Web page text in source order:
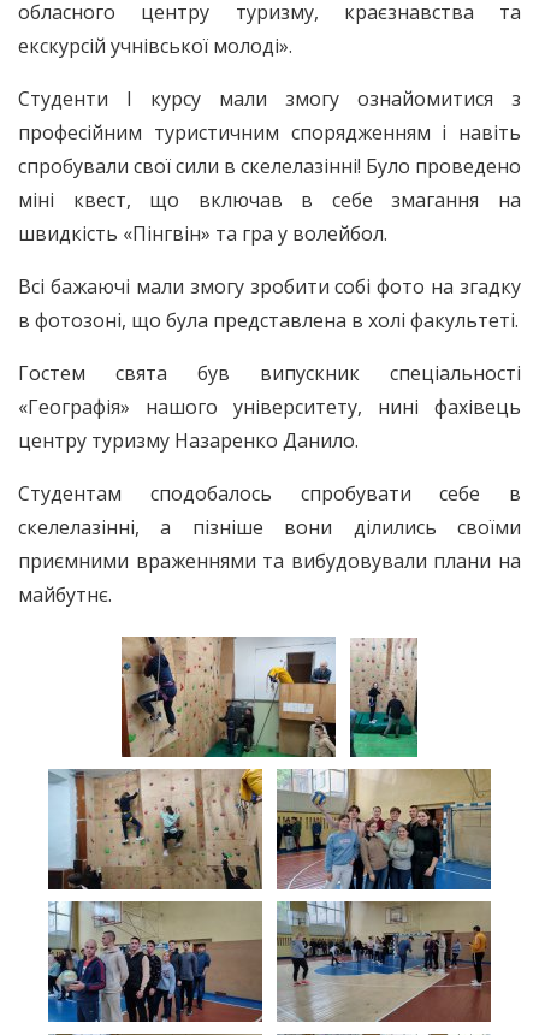
обласного центру туризму, краєзнавства та
екскурсій учнівської молоді».
Студенти І курсу мали змогу ознайомитися з
професійним туристичним спорядженням і навіть
спробували свої сили в скелелазінні! Було проведено
міні квест, що включав в себе змагання на
швидкість «Пінгвін» та гра у волейбол.
Всі бажаючі мали змогу зробити собі фото на згадку
в фотозоні, що була представлена в холі факультеті.
Гостем свята був випускник спеціальності
«Географія» нашого університету, нині фахівець
центру туризму Назаренко Данило.
Студентам сподобалось спробувати себе в
скелелазінні, а пізніше вони ділились своїми
приємними враженнями та вибудовували плани на
майбутнє.